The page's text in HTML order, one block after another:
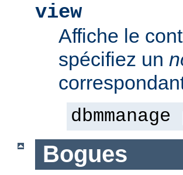
view
Affiche le
spécifiez un
Bogues